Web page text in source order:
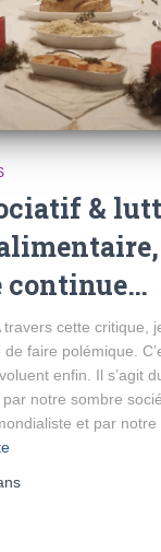
&
continue…
travers cette critique,
faire polémique.
enfin. Il s’agit
notre sombre
et par notre